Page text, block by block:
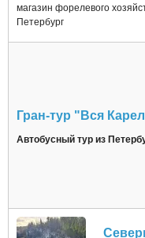
магазин форелевого
Петербург
Гран-тур "Вся
Автобусный тур из